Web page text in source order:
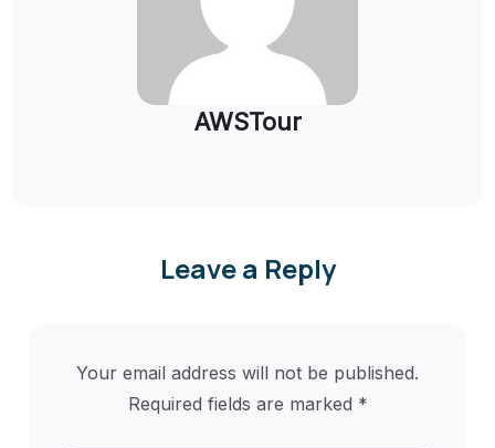
AWSTour
Leave a Reply
Your email address will not be published.
Required fields are marked *